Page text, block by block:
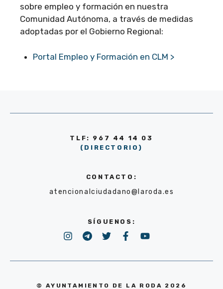
sobre empleo y formación en nuestra
Comunidad Autónoma, a través de medidas
adoptadas por el Gobierno Regional:
Portal Empleo y Formación en CLM >
TLF: 967 44 14 03
(DIRECTORIO)
CONTACTO:
atencionalciudadano@laroda.es
SÍGUENOS:
© AYUNTAMIENTO DE LA RODA 2026